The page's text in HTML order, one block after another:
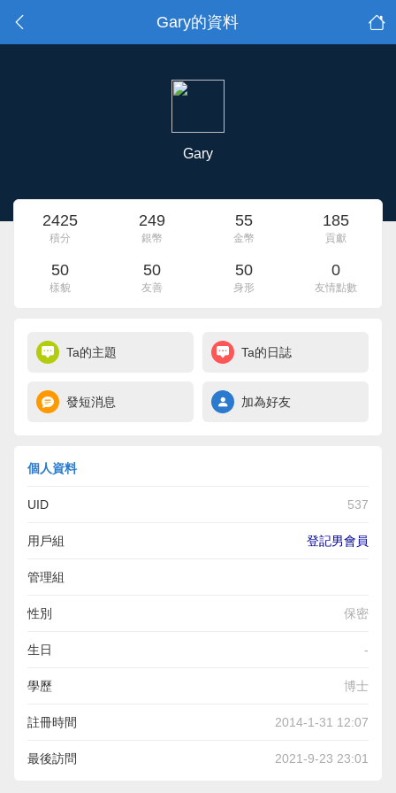
Gary的資料
Gary
2425
積分
249
銀幣
55
金幣
185
貢獻
50
樣貌
50
友善
50
身形
0
友情點數
Ta的主題 Ta的日誌
發短消息 加為好友
個人資料
UID 537
用戶組 登記男會員
管理組
性別 保密
生日 -
學歷 博士
註冊時間 2014-1-31 12:07
最後訪問 2021-9-23 23:01